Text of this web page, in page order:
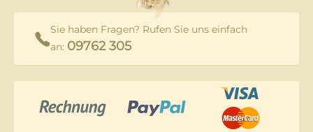
Sie haben Fragen? Rufen Sie uns einfach
an: 09762 305